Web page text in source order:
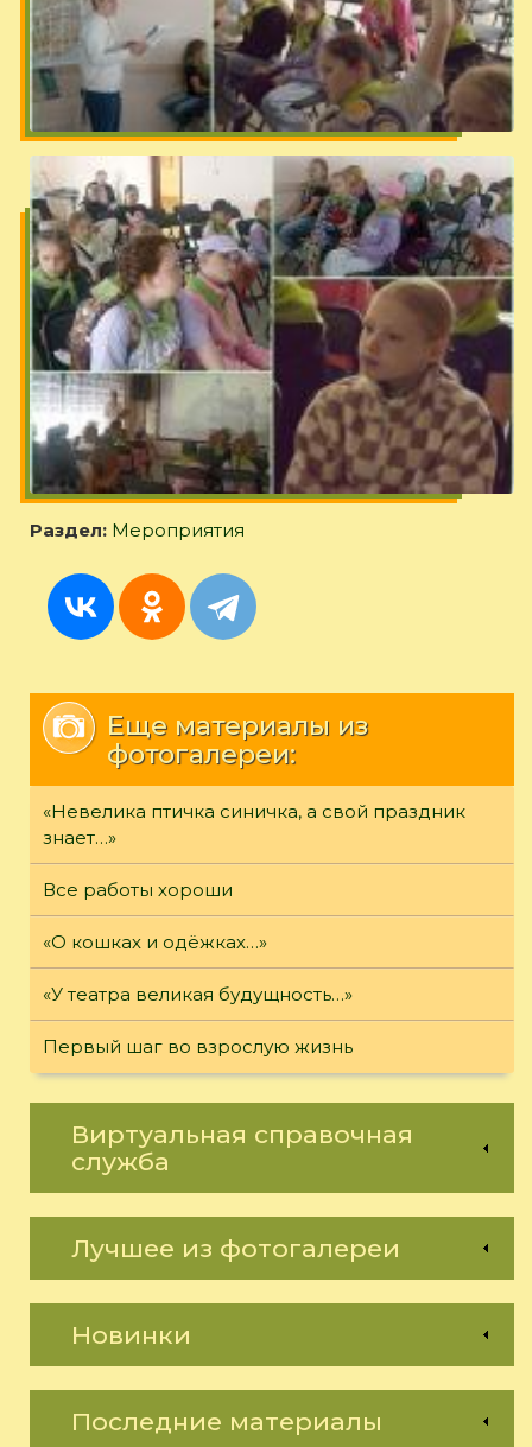
Раздел: Мероприятия
Еще материалы из
фотогалереи:
«Невелика птичка синичка, а свой праздник
знает…»
Все работы хороши
«О кошках и одёжках…»
«У театра великая будущность…»
Первый шаг во взрослую жизнь
Виртуальная справочная
служба
Лучшее из фотогалереи
Новинки
Последние материалы